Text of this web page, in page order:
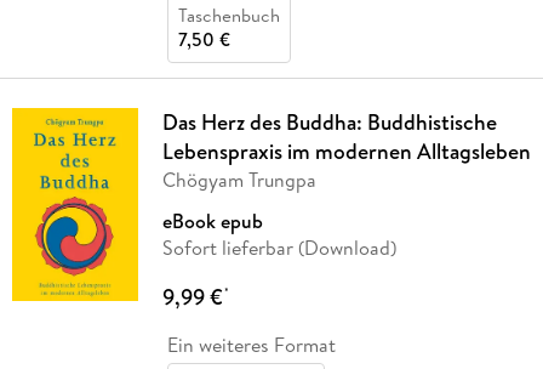
Taschenbuch
7,50 €
Das Herz des Buddha: Buddhistische
Lebenspraxis im modernen Alltagsleben
Chögyam Trungpa
eBook epub
Sofort lieferbar (Download)
9,99 €*
Ein weiteres Format